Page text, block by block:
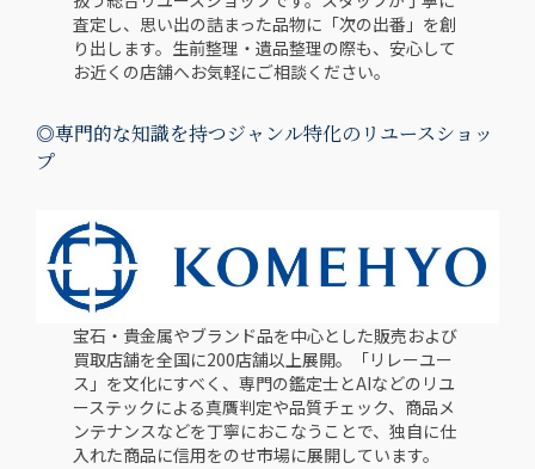
査定し、思い出の詰まった品物に「次の出番」を創
り出します。生前整理・遺品整理の際も、安心して
お近くの店舗へお気軽にご相談ください。
◎専門的な知識を持つジャンル特化のリユースショッ
プ
宝石・貴金属やブランド品を中心とした販売および
買取店舗を全国に200店舗以上展開。「リレーユー
ス」を文化にすべく、専門の鑑定士とAIなどのリユ
ーステックによる真贋判定や品質チェック、商品メ
ンテナンスなどを丁寧におこなうことで、独自に仕
入れた商品に信用をのせ市場に展開しています。